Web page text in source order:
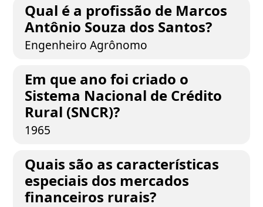
Qual é a profissão de Marcos
Antônio Souza dos Santos?
Engenheiro Agrônomo
Em que ano foi criado o
Sistema Nacional de Crédito
Rural (SNCR)?
1965
Quais são as características
especiais dos mercados
financeiros rurais?